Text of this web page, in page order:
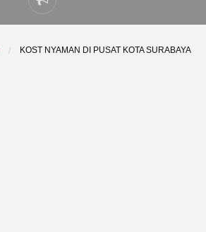
Laporkan
masalah
KOST NYAMAN DI PUSAT KOTA SURABAYA